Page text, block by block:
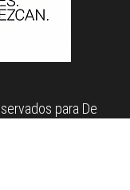
para De